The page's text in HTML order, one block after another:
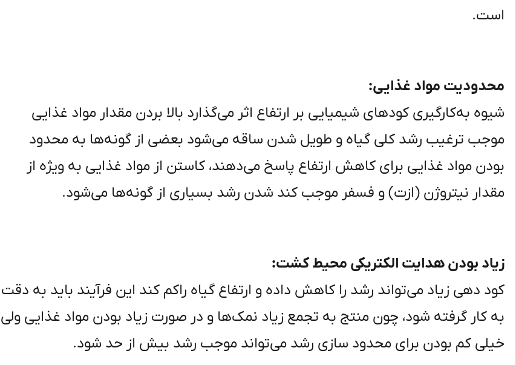
است.
محدودیت مواد غذایی:
شیوه به‌کارگیری کودهای شیمیایی بر ارتفاع اثر می‌گذارد بالا بردن مقدار مواد غذایی
موجب ترغیب رشد کلی گیاه و طویل شدن ساقه می‌شود بعضی از گونه‌ها به محدود
بودن مواد غذایی برای کاهش ارتفاع پاسخ می‌دهند، کاستن از مواد غذایی به ویژه از
مقدار نیتروژن (ازت) و فسفر موجب کند شدن رشد بسیاری از گونه‌ها می‌شود.
زیاد بودن هدایت الکتریکی محیط کشت:
کود دهی زیاد می‌تواند رشد را کاهش داده و ارتفاع گیاه راکم ‌کند این فرآیند باید به دقت
به کار گرفته شود، چون منتج به تجمع زیاد نمک‌ها و در صورت زیاد بودن مواد غذایی ولی
خیلی کم بودن برای محدود سازی رشد می‌تواند موجب رشد بیش از حد شود.